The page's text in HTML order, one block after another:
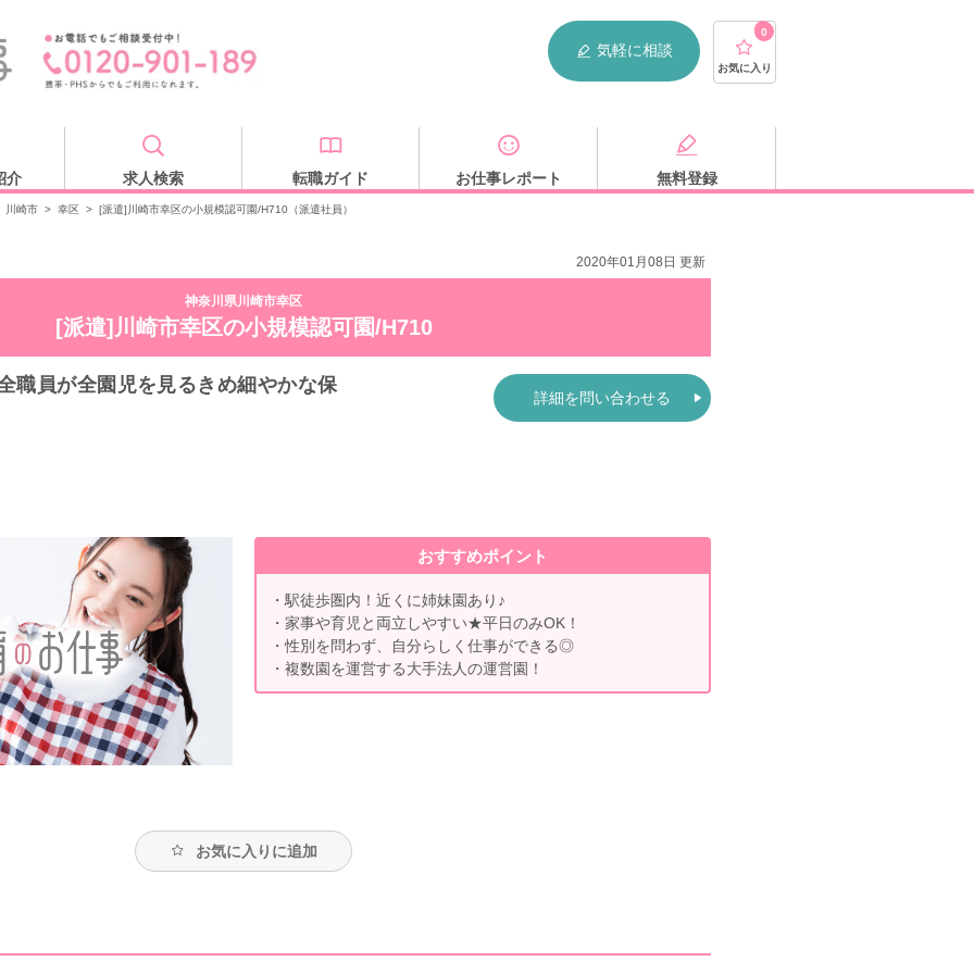
気軽に相談
0
お気に入り
介 求人検索 転職ガイド お仕事レポート 無料登録
川崎市 > 幸区 > [派遣]川崎市幸区の小規模認可園/H710（派遣社員）
2020年01月08日 更新
神奈川県川崎市幸区
[派遣]川崎市幸区の小規模認可園/H710
職員が全園児を見るきめ細やかな保
詳細を問い合わせる
おすすめポイント
・駅徒歩圏内！近くに姉妹園あり♪
・家事や育児と両立しやすい★平日のみOK！
・性別を問わず、自分らしく仕事ができる◎
・複数園を運営する大手法人の運営園！
お気に入りに追加